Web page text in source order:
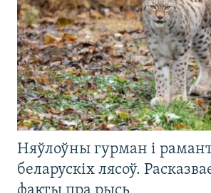
Няўлоўны гурман і
беларускіх лясоў.